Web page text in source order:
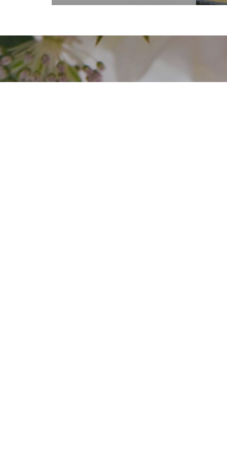
Banfi Mirko - Fotografo, Desenzano del Garda (BS) -
Socio Doc Servizi Soc.Coop P.Iva: IT002198100238